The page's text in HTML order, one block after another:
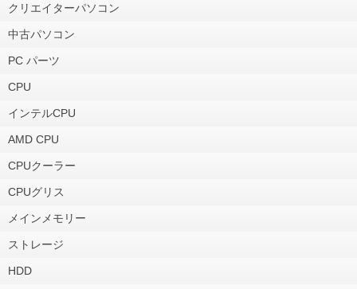
クリエイターパソコン
中古パソコン
PC パーツ
CPU
インテルCPU
AMD CPU
CPUクーラー
CPUグリス
メインメモリー
ストレージ
HDD